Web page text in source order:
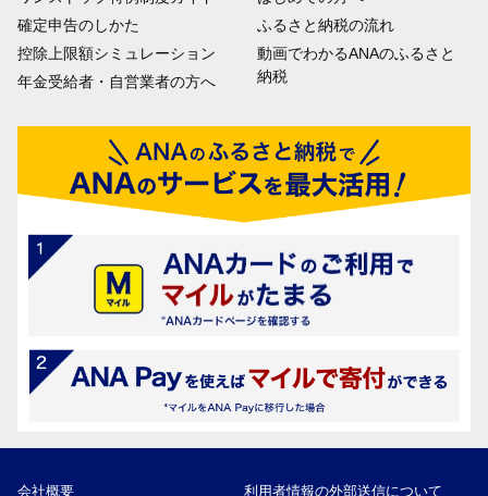
確定申告のしかた
控除上限額シミュレーション
年金受給者・自営業者の方へ
ふるさと納税の流れ
動画でわかるANAのふるさと
納税
会社概要 利用者情報の外部送信について